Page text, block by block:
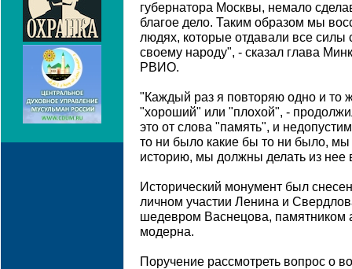
губернатора Москвы, немало
благое дело. Таким образом мы
людях, которые отдавали все силы
своему народу", - сказал глава
РВИО.
"Каждый раз я повторяю одно и то
"хороший" или "плохой", -
это от слова "память", и
то ни было какие бы то ни было,
историю, мы должны делать из нее
Исторический монумент был
личном участии Ленина и
шедевром Васнецова, памятником
модерна.
Поручение рассмотреть вопрос о